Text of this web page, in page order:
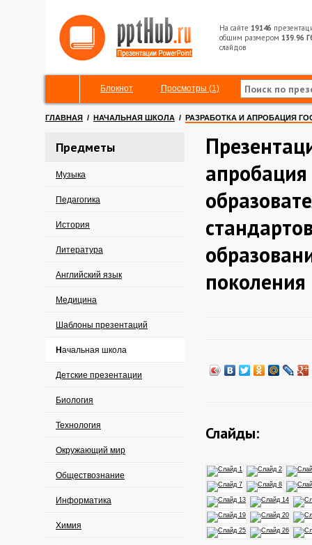
На сайте 19146
общим размером 139.96
слайдов
Блокнот Просмотры (1)
ГЛАВНАЯ / НАЧАЛЬНАЯ ШКОЛА / РАЗРАБОТКА И АПРОБАЦИЯ
Предметы
Музыка
Педагогика
История
Литература
Английский язык
Медицина
Шаблоны презентаций
Начальная школа
Детские презентации
Биология
Технология
Окружающий мир
Обществознание
Информатика
Химия
апробация
поколения
Слайды: